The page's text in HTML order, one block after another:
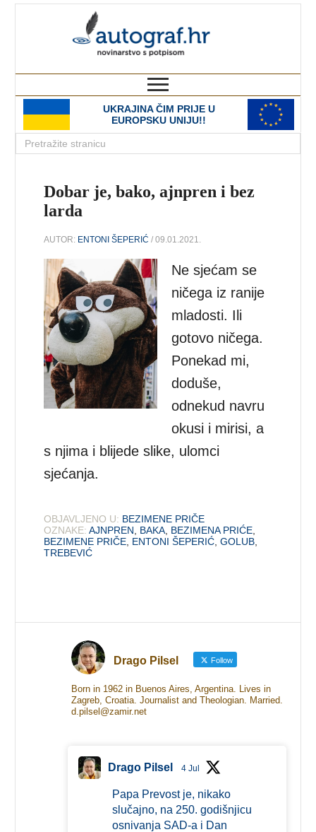
UKRAJINA ČIM PRIJE U
EUROPSKU UNIJU!!
Dobar je, bako, ajnpren i bez
larda
AUTOR: ENTONI ŠEPERIĆ / 09.01.2021.
Ne sjećam se
ničega iz ranije
mladosti. Ili
gotovo ničega.
Ponekad mi,
doduše,
odnekud navru
okusi i mirisi, a
s njima i blijede slike, ulomci
sjećanja.
OBJAVLJENO U: BEZIMENE PRIČE
OZNAKE: AJNPREN BAKA BEZIMENA PRIĆE
BEZIMENE PRIČE ENTONI ŠEPERIĆ ,GOLUB
TREBEVIĆ
Drago Pilsel Follow
Born in 1962 in Buenos Aires, Argentina. Lives in
Zagreb, Croatia. Journalist and Theologian. Married.
d.pilsel@zamir.net
Drago Pilsel 4 Jul
Papa Prevost je, nikako
slučajno, na 250. godišnjicu
osnivanja SAD-a i Dan